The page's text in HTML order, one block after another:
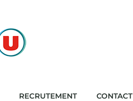
RECRUTEMENT CONTACT